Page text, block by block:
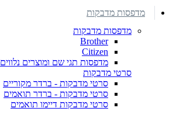
מדפסות מדבקות
מדפסות מדבקות
Brother
Citizen
מדפסות תגי שם ומוצרים נלווים
סרטי מדבקות
סרטי מדבקות - ברדר מקוריים
סרטי מדבקות - ברדר תואמים
סרטי מדבקות דיימו תואמים